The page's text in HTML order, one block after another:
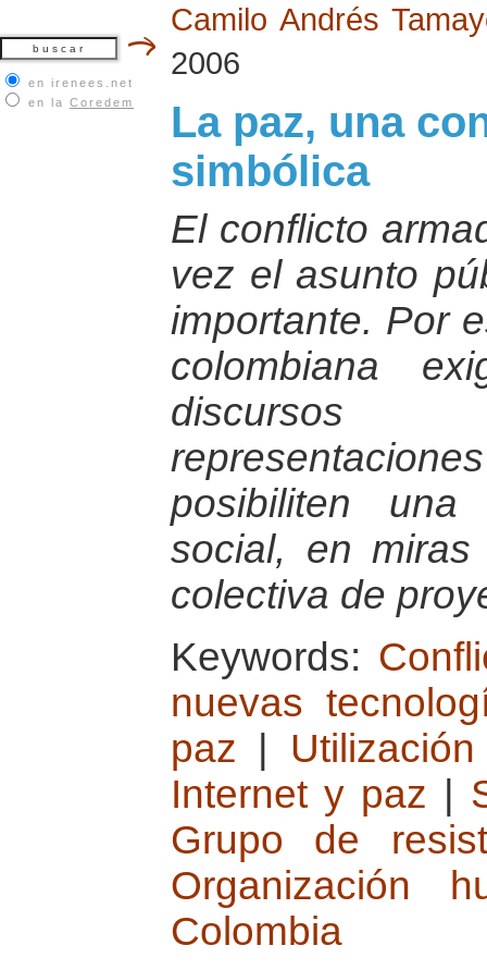
en irenees.net
en la Coredem
Camilo Andrés
2006
La paz, una
simbólica
El conflicto
vez el asunto
importante. Por
colombiana
discursos
posibiliten una
social, en
colectiva de
Keywords:
nuevas
paz
Internet y paz
Grupo de
Organización
Colombia